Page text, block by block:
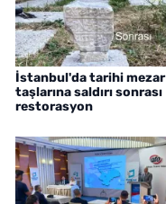
İstanbul'da tarihi mezar
taşlarına saldırı sonrası
restorasyon